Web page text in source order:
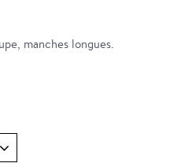
manches longues.